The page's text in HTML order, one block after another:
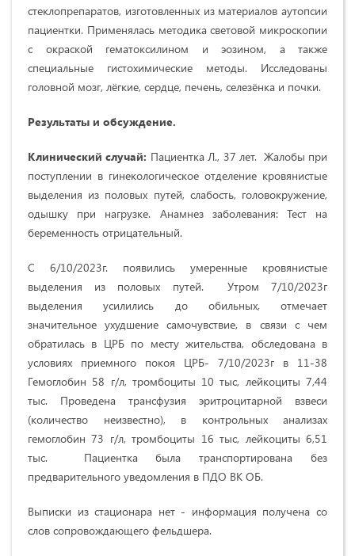
стеклопрепаратов, изготовленных из материалов аутопсии
пациентки. Применялась методика световой микроскопии
с окраской гематоксилином и эозином, а также
специальные гистохимические методы. Исследованы
головной мозг, лёгкие, сердце, печень, селезёнка и почки.
Результаты и обсуждение.
Клинический случай: Пациентка Л., 37 лет. Жалобы при
поступлении в гинекологическое отделение кровянистые
выделения из половых путей, слабость, головокружение,
одышку при нагрузке. Анамнез заболевания: Тест на
беременность отрицательный.
С 6/10/2023г. появились умеренные кровянистые
выделения из половых путей. Утром 7/10/2023г
выделения усилились до обильных, отмечает
значительное ухудшение самочувствие, в связи с чем
обратилась в ЦРБ по месту жительства, обследована в
условиях приемного покоя ЦРБ- 7/10/2023г в 11-38
Гемоглобин 58 г/л, тромбоциты 10 тыс, лейкоциты 7,44
тыс. Проведена трансфузия эритроцитарной взвеси
(количество неизвестно), в контрольных анализах
гемоглобин 73 г/л, тромбоциты 16 тыс, лейкоциты 6,51
тыс. Пациентка была транспортирована без
предварительного уведомления в ПДО ВК ОБ.
Выписки из стационара нет - информация получена со
слов сопровождающего фельдшера.